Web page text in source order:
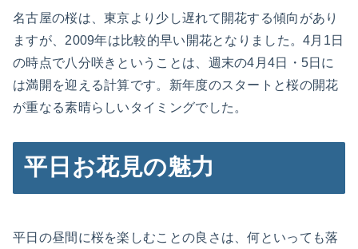
名古屋の桜は、東京より少し遅れて開花する傾向があり
ますが、2009年は比較的早い開花となりました。4月1日
の時点で八分咲きということは、週末の4月4日・5日に
は満開を迎える計算です。新年度のスタートと桜の開花
が重なる素晴らしいタイミングでした。
平日お花見の魅力
平日の昼間に桜を楽しむことの良さは、何といっても落